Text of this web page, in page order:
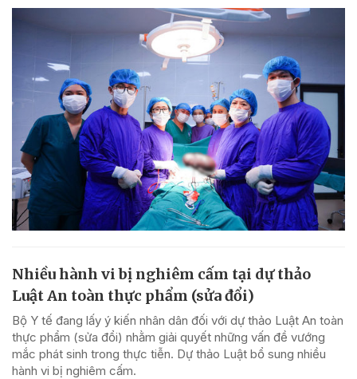
Nhiều hành vi bị nghiêm cấm tại dự thảo
Luật An toàn thực phẩm (sửa đổi)
Bộ Y tế đang lấy ý kiến nhân dân đối với dự thảo Luật An toàn
thực phẩm (sửa đổi) nhằm giải quyết những vấn đề vướng
mắc phát sinh trong thực tiễn. Dự thảo Luật bổ sung nhiều
hành vi bị nghiêm cấm.